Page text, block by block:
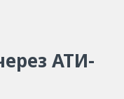
АТИ-